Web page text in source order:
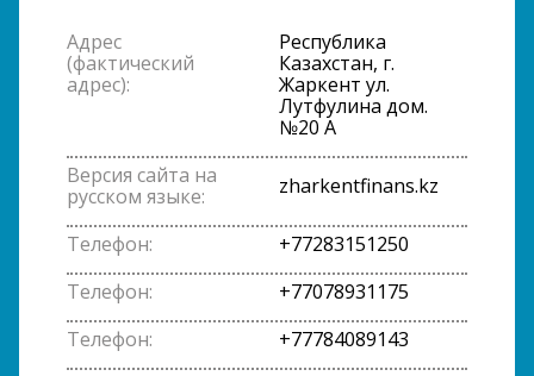
Адрес
(фактический
адрес):
Республика
Казахстан, г.
Жаркент ул.
Лутфулина дом.
№20 А
Версия сайта на
русском языке:
zharkentfinans.kz
Телефон:
+77283151250
Телефон:
+77078931175
Телефон:
+77784089143